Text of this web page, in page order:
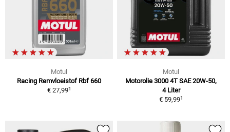
Motul
Racing Remvloeistof Rbf 660
€ 27,991
Motul
Motorolie 3000 4T SAE 20W-50,
4 Liter
€ 59,991